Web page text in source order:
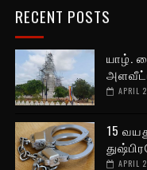
RECENT POSTS
யாழ்.
APRIL
15
APRIL